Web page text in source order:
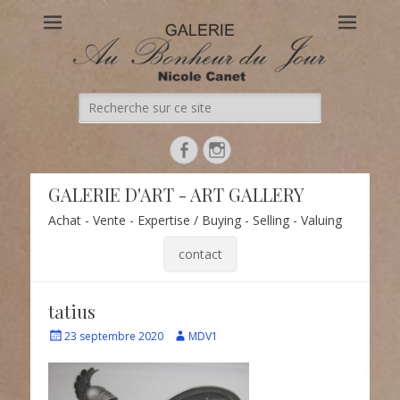
Au Bonheur du Jour
Le site officiel de la Galerie d'Art Au Bonheur du Jour – Nicole
Canet à Paris
Recherche
de:
FacebookInstagram
GALERIE D'ART - ART GALLERY
Achat - Vente - Expertise / Buying - Selling - Valuing
contact
tatius
Écrit23 septembre 2020 Auteur
MDV1